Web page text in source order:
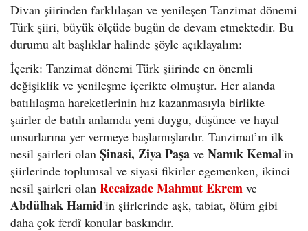
Divan şiirinden farklılaşan ve yenileşen Tanzimat dönemi
Türk şiiri, büyük ölçüde bugün de devam etmektedir. Bu
durumu alt başlıklar halinde şöyle açıklayalım:
İçerik: Tanzimat dönemi Türk şiirinde en önemli
değişiklik ve yenileşme içerikte olmuştur. Her alanda
batılılaşma hareketlerinin hız kazanmasıyla birlikte
şairler de batılı anlamda yeni duygu, düşünce ve hayal
unsurlarına yer vermeye başlamışlardır. Tanzimat’ın ilk
nesil şairleri olan Şinasi, Ziya Paşa ve Namık Kemal'in
şiirlerinde toplumsal ve siyasi fikirler egemenken, ikinci
nesil şairleri olan Recaizade Mahmut Ekrem ve
Abdülhak Hamid'in şiirlerinde aşk, tabiat, ölüm gibi
daha çok ferdî konular baskındır.